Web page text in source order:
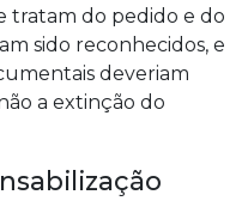
tratam do pedido e do
sido reconhecidos, e
deveriam
a extinção do